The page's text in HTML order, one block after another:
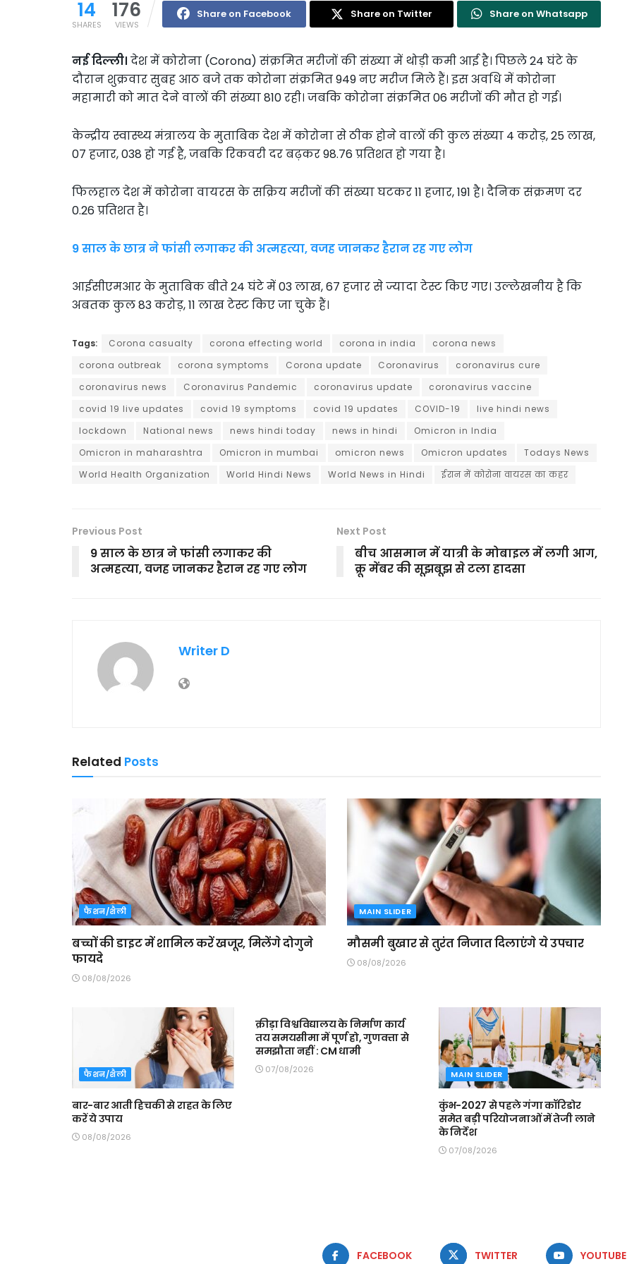
14
SHARES
176
VIEWS
Share on Facebook Share on Twitter Share on Whatsapp
नई दिल्ली। देश में कोरोना (Corona) संक्रमित मरीजों की संख्या में थोड़ी कमी आई है। पिछले 24 घंटे के
दौरान शुक्रवार सुबह आठ बजे तक कोरोना संक्रमित 949 नए मरीज मिले हैं। इस अवधि में कोरोना
महामारी को मात देने वालों की संख्या 810 रही। जबकि कोरोना संक्रमित 06 मरीजों की मौत हो गई।
केन्द्रीय स्वास्थ्य मंत्रालय के मुताबिक देश में कोरोना से ठीक होने वालों की कुल संख्या 4 करोड़, 25 लाख,
07 हजार, 038 हो गई है, जबकि रिकवरी दर बढ़कर 98.76 प्रतिशत हो गया है।
फिलहाल देश में कोरोना वायरस के सक्रिय मरीजों की संख्या घटकर 11 हजार, 191 है। दैनिक संक्रमण दर
0.26 प्रतिशत है।
9 साल के छात्र ने फांसी लगाकर की अत्महत्या, वजह जानकर हैरान रह गए लोग
आईसीएमआर के मुताबिक बीते 24 घंटे में 03 लाख, 67 हजार से ज्यादा टेस्ट किए गए। उल्लेखनीय है कि
अबतक कुल 83 करोड़, 11 लाख टेस्ट किए जा चुके हैं।
Tags: Corona casualty corona effecting world corona in india
corona news
corona outbreak
corona symptoms Corona update Coronavirus
coronavirus cure
coronavirus news
Coronavirus Pandemic coronavirus update
coronavirus vaccine
covid 19 live updates
covid 19 symptoms covid 19 updates COVID-19
live hindi news
lockdown
National news news hindi today news in hindi
Omicron in India
Omicron in maharashtra
Omicron in mumbai omicron news Omicron updates
Todays News
World Health Organization
World Hindi News World News in Hindi ईरान में कोरोना वायरस का कहर
Previous Post
9 साल के छात्र ने फांसी लगाकर की
अत्महत्या, वजह जानकर हैरान रह गए लोग
Next Post
बीच आसमान में यात्री के मोबाइल में लगी आग,
क्रू मेंबर की सूझबूझ से टला हादसा
Writer D
Related Posts
फैशन/शैली
बच्चों की डाइट में शामिल करें खजूर, मिलेंगे दोगुने
फायदे
08/08/2026
MAIN SLIDER
मौसमी बुखार से तुरंत निजात दिलाएंगे ये उपचार
08/08/2026
फैशन/शैली
बार-बार आती हिचकी से राहत के लिए
करें ये उपाय
08/08/2026
क्रीड़ा विश्वविद्यालय के निर्माण कार्य
तय समयसीमा में पूर्ण हो, गुणवत्ता से
समझौता नहीं : CM धामी
07/08/2026 MAIN SLIDER
कुंभ-2027 से पहले गंगा कॉरिडोर
समेत बड़ी परियोजनाओं में तेजी लाने
के निर्देश
07/08/2026
FACEBOOK TWITTER YOUTUBE